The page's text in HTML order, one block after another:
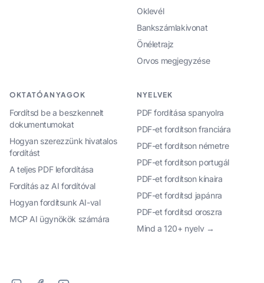
Oklevél
Bankszámlakivonat
Önéletrajz
Orvos megjegyzése
OKTATÓANYAGOK
Fordítsd be a beszkennelt
dokumentumokat
Hogyan szerezzünk hivatalos
fordítást
A teljes PDF lefordítása
Fordítás az AI fordítóval
Hogyan fordítsunk AI-val
MCP AI ügynökök számára
NYELVEK
PDF fordítása spanyolra
PDF-et fordítson franciára
PDF-et fordítson németre
PDF-et fordítson portugál
PDF-et fordítson kínaira
PDF-et fordítsd japánra
PDF-et fordítsd oroszra
Mind a 120+ nyelv →